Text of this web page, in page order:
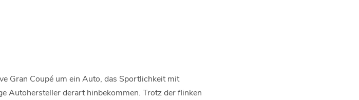
Gran Coupé um ein Auto, das Sportlichkeit mit
Autohersteller derart hinbekommen. Trotz der flinken